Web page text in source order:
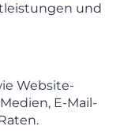
und
Website-
E-Mail-